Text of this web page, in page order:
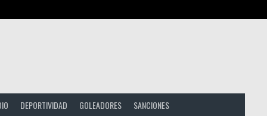
DEPORTIVIDAD GOLEADORES SANCIONES